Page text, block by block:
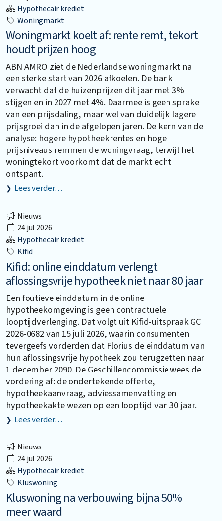
Hypothecair krediet
Woningmarkt
Woningmarkt koelt af: rente remt, tekort
houdt prijzen hoog
ABN AMRO ziet de Nederlandse woningmarkt na
een sterke start van 2026 afkoelen. De bank
verwacht dat de huizenprijzen dit jaar met 3%
stijgen en in 2027 met 4%. Daarmee is geen sprake
van een prijsdaling, maar wel van duidelijk lagere
prijsgroei dan in de afgelopen jaren. De kern van de
analyse: hogere hypotheekrentes en hoge
prijsniveaus remmen de woningvraag, terwijl het
woningtekort voorkomt dat de markt echt
ontspant.
Lees verder…
Nieuws
24 jul 2026
Hypothecair krediet
Kifid
Kifid: online einddatum verlengt
aflossingsvrije hypotheek niet naar 80 jaar
Een foutieve einddatum in de online
hypotheekomgeving is geen contractuele
looptijdverlenging. Dat volgt uit Kifid-uitspraak GC
2026-0682 van 15 juli 2026, waarin consumenten
tevergeefs vorderden dat Florius de einddatum van
hun aflossingsvrije hypotheek zou terugzetten naar
1 december 2090. De Geschillencommissie wees de
vordering af: de ondertekende offerte,
hypotheekaanvraag, adviessamenvatting en
hypotheekakte wezen op een looptijd van 30 jaar.
Lees verder…
Nieuws
24 jul 2026
Hypothecair krediet
Kluswoning
Kluswoning na verbouwing bijna 50%
meer waard